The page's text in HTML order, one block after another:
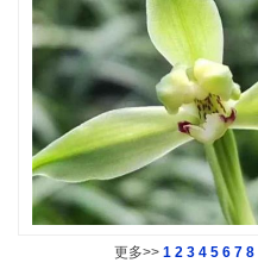
更多>> 1 2 3 4 5 6 7 8